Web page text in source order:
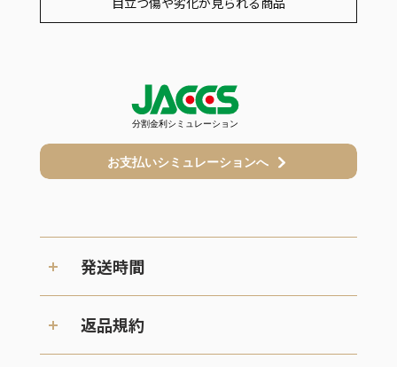
発送時間
返品規約